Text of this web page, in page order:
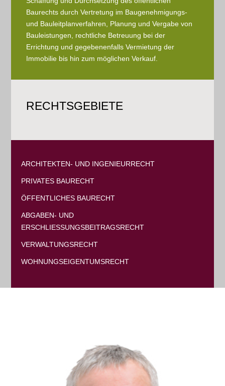
Baurechts durch Vertretung im Baugenehmigungs-
und Bauleitplanverfahren, Planung und Vergabe von
Bauleistungen, rechtliche Betreuung bei der
Errichtung und gegebenenfalls Vermietung der
Immobilie bis hin zum möglichen Verkauf.
RECHTSGEBIETE
ARCHITEKTEN- UND INGENIEURRECHT
PRIVATES BAURECHT
ÖFFENTLICHES BAURECHT
ABGABEN- UND
ERSCHLIESSUNGSBEITRAGSRECHT
VERWALTUNGSRECHT
WOHNUNGSEIGENTUMSRECHT